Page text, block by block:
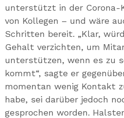
unterstützt in der Corona-
von Kollegen – und wäre
Schritten bereit. „Klar,
Gehalt verzichten, um
unterstützen, wenn es zu
kommt“, sagte er
momentan wenig Kontakt
habe, sei darüber jedoch
gesprochen worden.